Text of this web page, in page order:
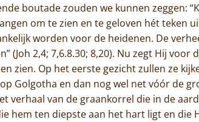
boutade zouden we kunnen zeggen:
om te zien en te geloven hét teken
worden voor de heidenen. De
2,4; 7,6.8.30; 8,20). Nu zegt Hij voor
zien. Op het eerste gezicht zullen ze
Golgotha en dan nog wel net vóór de
verhaal van de graankorrel die in de
hem ten diepste aan het hart ligt en die